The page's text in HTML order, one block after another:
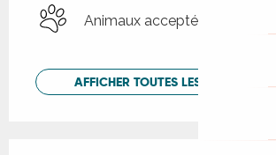
Animaux acceptés
AFFICHER TOUTES LES PRESTATIONS